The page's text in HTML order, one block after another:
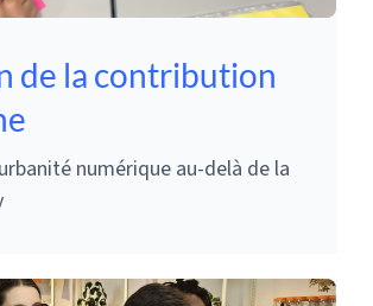
de la contribution
numérique au-delà de la